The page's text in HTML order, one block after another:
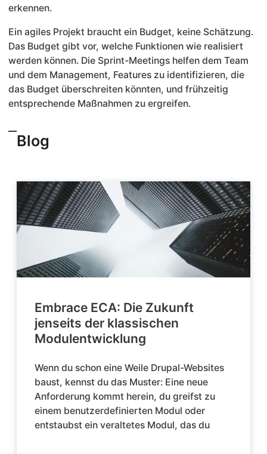
erkennen.
Ein agiles Projekt braucht ein Budget, keine Schätzung.
Das Budget gibt vor, welche Funktionen wie realisiert
werden können. Die Sprint-Meetings helfen dem Team
und dem Management, Features zu identifizieren, die
das Budget überschreiten könnten, und frühzeitig
entsprechende Maßnahmen zu ergreifen.
Blog
Embrace ECA: Die Zukunft
jenseits der klassischen
Modulentwicklung
Wenn du schon eine Weile Drupal-Websites
baust, kennst du das Muster: Eine neue
Anforderung kommt herein, du greifst zu
einem benutzerdefinierten Modul oder
entstaubst ein veraltetes Modul, das du